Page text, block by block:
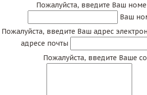
Пожалуйста, введите Ваш
Ваш
Пожалуйста, введите Ваш адрес
адресе почты
Пожалуйста, введите Ваше